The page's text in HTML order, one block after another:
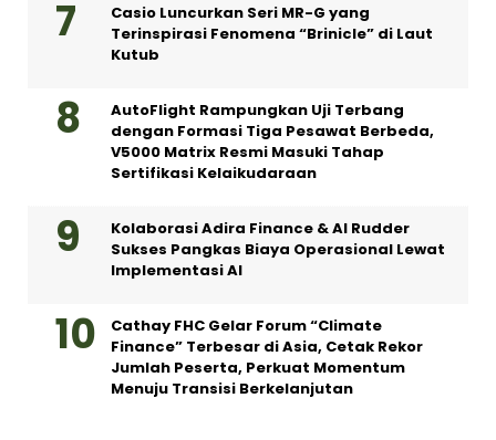
Casio Luncurkan Seri MR-G yang
Terinspirasi Fenomena “Brinicle” di Laut
Kutub
AutoFlight Rampungkan Uji Terbang
dengan Formasi Tiga Pesawat Berbeda,
V5000 Matrix Resmi Masuki Tahap
Sertifikasi Kelaikudaraan
Kolaborasi Adira Finance & AI Rudder
Sukses Pangkas Biaya Operasional Lewat
Implementasi AI
Cathay FHC Gelar Forum “Climate
Finance” Terbesar di Asia, Cetak Rekor
Jumlah Peserta, Perkuat Momentum
Menuju Transisi Berkelanjutan